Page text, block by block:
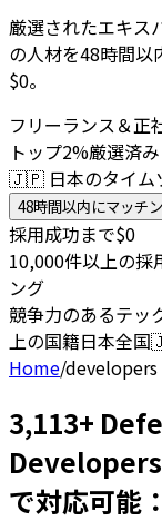
厳選されたエキス
の人材を48時間以
$0。
フリーランス＆正
トップ2%厳選済み
🇯🇵 日本のタイム
48時間以内にマッチ
採用成功まで$0
10,000件以上の採
ング
競争力のあるテッ
上の国籍日本全国
Home/developers
3,113+
Developers
で対応可能：